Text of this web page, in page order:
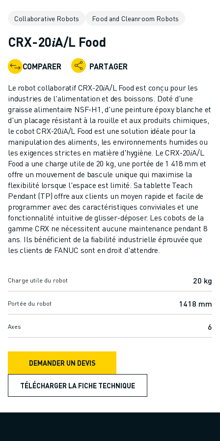
ROBOTS COLLABORATIFS
CONTRÔLEURS DE ROBOTS
ACCESSOIRES POUR ROBOTS
LOGICIEL ROBOT
PRODUITS DE ROBOTIQUE ÉDUCATIVE
AUTOMATISATION DES ROBOTS
ROBOTS DE SOUDAGE À L'ARC
ROBOTS ARTICULÉS
SÉRIE ARC MATE
SÉRIE M-900
ROBOTS DELTA
ROBOTS POUR L'ALIMENTATION ET LES SALLES BLANCHES
ROBOTS DE PEINTURE
ROBOTS PALETTISEURS
ROBOTS SCARA
CENTRES D'USINAGE CNC COMPACTS
RECHERCHE DE ROBODRILL
ROBODRILL MAINTENANCE PRÉVENTIVE
DURABILITÉ DU ROBODRILL
ROBODRILL ENSEMBLE DE ROBOTS
ROBODRILL KIT PÉDAGOGIQUE
MACHINES DE MOULAGE PAR INJECTION ÉLECTRIQUES
RECHERCHE DE ROBOSHOT
ROBOSHOT MACHINES DE MOULAGE PAR INJECTION ÉLECTRIQUES
ROBOSHOT MATÉRIEL
DURABILITÉ DU ROBOSHOT
Collaborative Robots Food and Cleanroom Robots
CRX-20𝑖A/L Food
COMPARER PARTAGER
Le robot collaboratif CRX-20𝑖A/L Food est conçu pour les
industries de l'alimentation et des boissons. Doté d'une
graisse alimentaire NSF-H1, d'une peinture époxy blanche et
d'un placage résistant à la rouille et aux produits chimiques,
le cobot CRX-20𝑖A/L Food est une solution idéale pour la
manipulation des aliments, les environnements humides ou
les exigences strictes en matière d'hygiène. Le CRX-20𝑖A/L
Food a une charge utile de 20 kg, une portée de 1 418 mm et
offre un mouvement de bascule unique qui maximise la
flexibilité lorsque l'espace est limité. Sa tablette Teach
Pendant (TP) offre aux clients un moyen rapide et facile de
programmer avec des caractéristiques conviviales et une
fonctionnalité intuitive de glisser-déposer. Les cobots de la
gamme CRX ne nécessitent aucune maintenance pendant 8
ans. Ils bénéficient de la fiabilité industrielle éprouvée que
les clients de FANUC sont en droit d'attendre.
Charge utile du robot 20 kg
Portée du robot 1418 mm
Axes 6
DEMANDER UN DEVIS
TÉLÉCHARGER LA FICHE TECHNIQUE